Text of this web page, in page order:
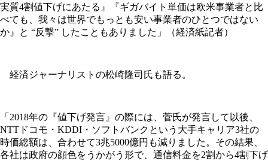
実質4割値下げにあたる』『ギガバイト単価は欧米事業者と比
べても、我々は世界でもっとも安い事業者のひとつではない
か』と “反撃” したこともありました」（経済紙記者）
経済ジャーナリストの松崎隆司氏も語る。
「2018年の『値下げ発言』の際には、菅氏が発言して以後、
NTTドコモ・KDDI・ソフトバンクという大手キャリア3社の
時価総額は、合わせて3兆5000億円も減りました。その結果、
各社は政府の顔色をうかがう形で、通信料金を2割から4割下げ